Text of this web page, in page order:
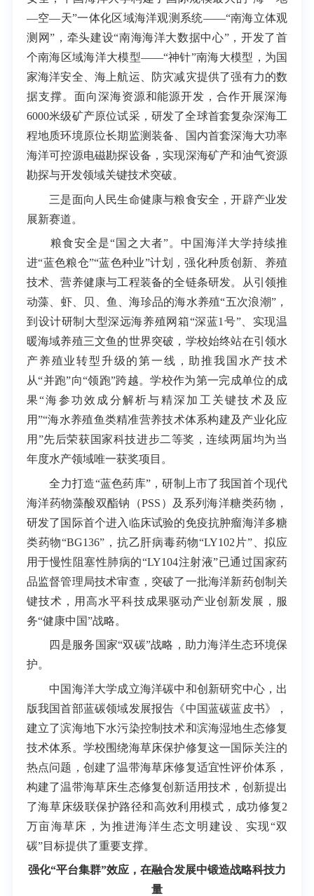
—空—天”一体化区域海洋观测系统——“南海立体观
测网”，牵头建设“南海海洋大数据中心”，开发了首
个南海区域海洋大模型——“神针”南海大模型，为国
家海洋安全、海上航运、防灾减灾提供了强有力的数
据支撑。面向深海资源和能源开发，合作开展深海
6000米级矿产原位试采，研发了全球首套复杂深海工
程地质环境原位长期监测装备、国内首套深海大功率
海洋可控源电磁勘探设备，实现深海矿产和油气资源
勘探与开发领域关键技术突破。
三是面向人民生命健康与粮食安全，开辟产业发
展新赛道。
粮食安全是“国之大者”。中国海洋大学持续推
进“蓝色粮仓”“蓝色种业”计划，强化种质创新、养殖
技术、营养健康与工程装备的全链条研发。从引领推
动藻、虾、贝、鱼、海珍品的海水养殖“五次浪潮”，
到设计研制大型深远海养殖网箱“深蓝1号”、实现温
暖海域养殖三文鱼的世界突破，学校始终站在引领水
产养殖业转型升级的第一线，助推我国水产技术
从“并跑”向“领跑”跨越。学校作为第一完成单位的成
果“海参功效成分解析与精深加工关键技术及应
用”“海水养殖鱼类精准营养技术体系构建及产业化应
用”先后荣获国家科技进步二等奖，连续两届均为当
年度水产领域唯一获奖项目。
全力打造“蓝色药库”，研制上市了我国首个现代
海洋药物藻酸双酯钠（PSS）及系列海洋糖类药物，
研发了国际首个进入临床试验的免疫抗肿瘤海洋多糖
类药物“BG136”，抗乙肝病毒药物“LY102片”、拟应
用于慢性阻塞性肺病的“LY104注射液”已通过国家药
品监督管理局技术审查，突破了一批海洋新药创制关
键技术，用高水平科技成果驱动产业创新发展，服
务“健康中国”战略。
四是服务国家“双碳”战略，助力海洋生态环境保
护。
中国海洋大学成立海洋碳中和创新研究中心，出
版我国首部蓝碳领域发展报告《中国蓝碳蓝皮书》，
建立了滨海地下水污染控制技术和滨海湿地生态修复
技术体系。学校围绕海草床保护修复这一国际关注的
热点问题，创建了温带海草床修复适宜性评价体系，
构建了温带海草床生态修复创新适用技术，创新提出
了海草床级联保护路径和高效利用模式，成功修复2
万亩海草床，为推进海洋生态文明建设、实现“双
碳”目标提供了重要支撑。
强化“平台集群”效应，在融合发展中锻造战略科技力
量